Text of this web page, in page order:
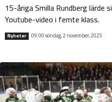
15-åriga Smilla Rundberg lärde
Youtube-video i femte klass.
Nyheter 09:00 söndag, 2 november, 2025